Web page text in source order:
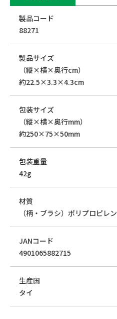
製品コード
88271
製品サイズ
（縦×横×奥行cm）
約22.5×3.3×4.3cm
包装サイズ
（縦×横×奥行mm）
約250×75×50mm
包装重量
42g
材質
（柄・ブラシ）ポリプロピレン
JANコード
4901065882715
生産国
タイ